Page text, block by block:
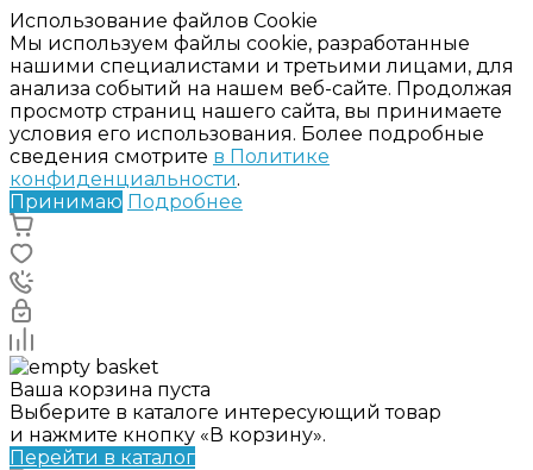
Использование файлов Cookie
Мы используем файлы cookie, разработанные
нашими специалистами и третьими лицами, для
анализа событий на нашем веб-сайте. Продолжая
просмотр страниц нашего сайта, вы принимаете
условия его использования. Более подробные
сведения смотрите в Политике
конфиденциальности.
Принимаю Подробнее
Ваша корзина пуста
Выберите в каталоге интересующий товар
и нажмите кнопку «В корзину».
Перейти в каталог